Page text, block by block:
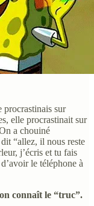
procrastinais sur
elle procrastinait sur
a chouiné
“allez, il nous reste
j’écris et tu fais
le téléphone à
connaît le “truc”.